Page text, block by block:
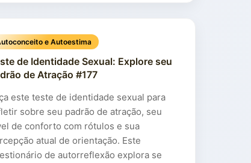
e Autoestima
de Identidade Sexual: Explore seu
de Atração #177
este teste de identidade sexual para
sobre seu padrão de atração, seu
de conforto com rótulos e sua
atual de orientação. Este
de autorreflexão explora se